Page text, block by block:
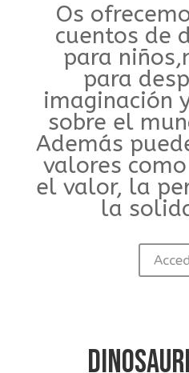
Os
cuentos de
para
para
imaginación
sobre el
Además
valores
el valor, la
la